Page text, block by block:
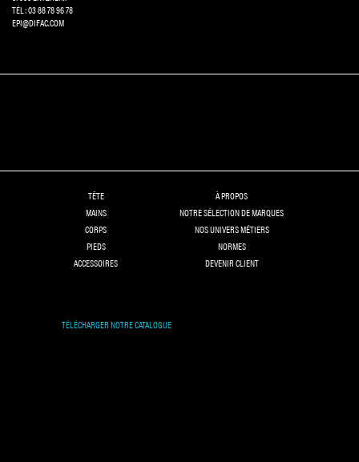
TÉL: 03 88 78 96 78
EPI@DIFAC.COM
TÊTE
MAINS
CORPS
PIEDS
ACCESSOIRES
À PROPOS
NOTRE SÉLECTION DE MARQUES
NOS UNIVERS MÉTIERS
NORMES
DEVENIR CLIENT
TÉLÉCHARGER NOTRE CATALOGUE